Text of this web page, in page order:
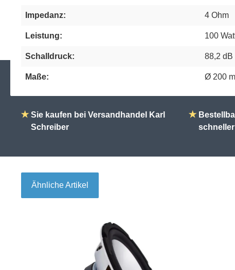
Impedanz: 4 Ohm
Leistung: 100
Schalldruck: 88,2 dB
Maße: Ø 200
★Sie kaufen bei Versandhandel Karl
Schreiber
★
Ähnliche Artikel